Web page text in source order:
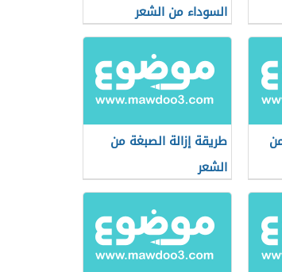
السوداء من الشعر
طريقة إزالة الصبغة من
الشعر